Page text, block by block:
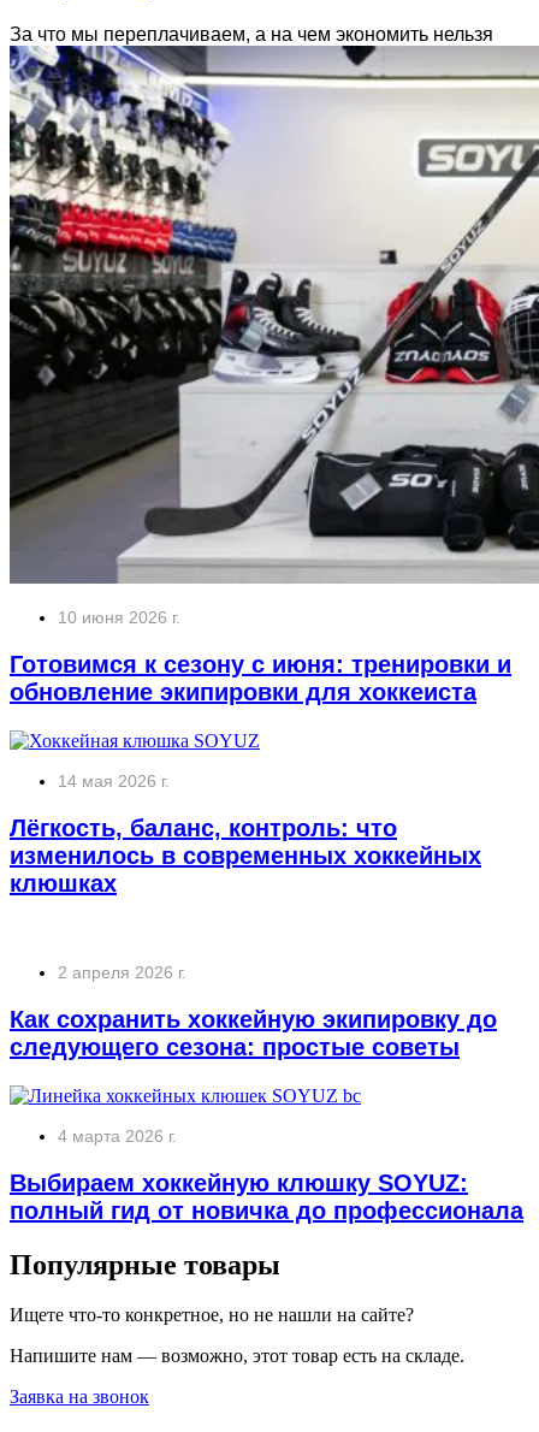
За что мы переплачиваем, а на чем экономить нельзя
10 июня 2026 г.
Готовимся к сезону с июня: тренировки и
обновление экипировки для хоккеиста
14 мая 2026 г.
Лёгкость, баланс, контроль: что
изменилось в современных хоккейных
клюшках
2 апреля 2026 г.
Как сохранить хоккейную экипировку до
следующего сезона: простые советы
4 марта 2026 г.
Выбираем хоккейную клюшку SOYUZ:
полный гид от новичка до профессионала
Популярные товары
Ищете что-то конкретное, но не нашли на сайте?
Напишите нам — возможно, этот товар есть на складе.
Заявка на звонок